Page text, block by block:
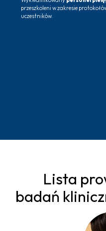
przeszkoleni w zakresie
uczestników.
Lista
badań